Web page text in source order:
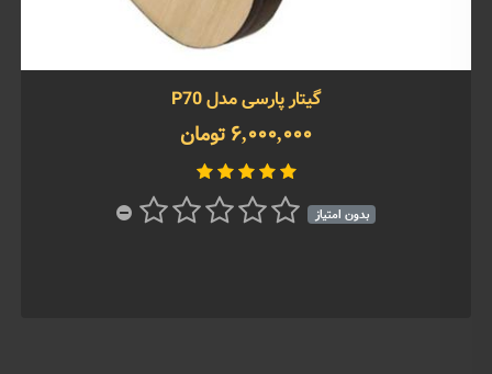
گیتار پارسی مدل P70
6,000,000 تومان
بدون امتیاز